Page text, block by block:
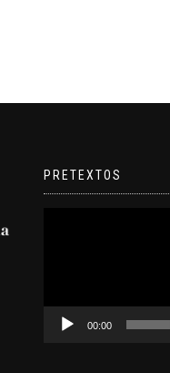
PRETEXTOS
00:00